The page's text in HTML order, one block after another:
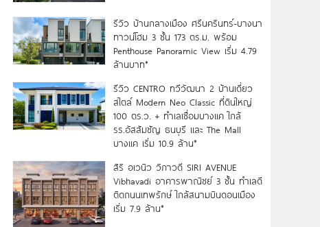
รีวิว บ้านกลางเมือง ศรีนครินทร์-บางนา
ทาวน์โฮม 3 ชั้น 173 ตร.ม. พร้อม
Penthouse Panoramic View เริ่ม 4.79
ล้านบาท*
รีวิว CENTRO ทวีวัฒนา 2 บ้านเดี่ยว
สไตล์ Modern Neo Classic ที่ดินใหญ่
100 ตร.ว. + ทำเลเชื่อมบางแค ใกล้
รร.อัสสัมชัญ ธนบุรี และ The Mall
บางแค เริ่ม 10.9 ล้าน*
สิริ อเวนิว วิภาวดี SIRI AVENUE
Vibhavadi อาคารพาณิชย์ 3 ชั้น ทำเลดี
ติดถนนเทพรักษ์ ใกล้สนามบินดอนเมือง
เริ่ม 7.9 ล้าน*